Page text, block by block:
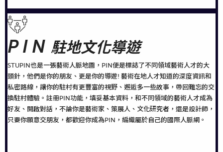
PIN 駐地文化導遊
STUPIN也是一張藝術人脈地圖，PIN便是標誌了不同領域藝術人才的大
頭針，他們是你的朋友、更是你的導遊! 藝術在地人才知道的深度資訊和
私密路線，讓你的駐村有更豐富的視野、邂逅多一些故事，帶回難忘的交
換駐村體驗。註冊PIN功能，填妥基本資料，和不同領域的藝術人才成為
好友、開啟對話，不論你是藝術家、策展人、文化研究者，還是設計師，
只要你願意交朋友，都歡迎你成為PIN，編織屬於自己的國際人脈網。